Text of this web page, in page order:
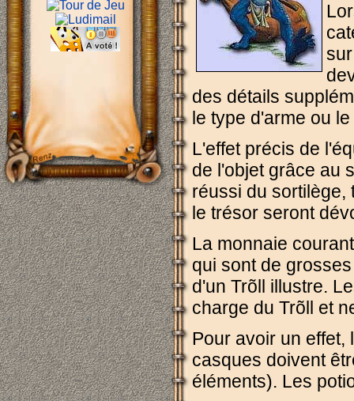
des détails
le type d'arme ou
L'effet précis de
de l'objet grâce au
réussi du sortilège,
le trésor seront
La monnaie
qui sont de
d'un Trõll illustre.
charge du Trõll et
Pour avoir un effet,
casques doivent
éléments). Les